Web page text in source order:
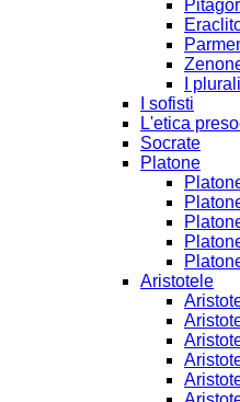
I
I sofisti
L'etica
Socrate
Platone
Aristotele